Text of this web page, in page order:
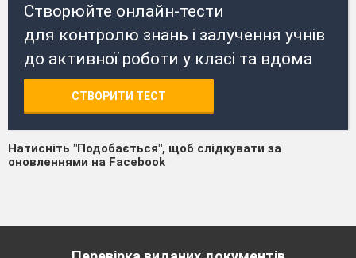
Створюйте онлайн-тести
для контролю знань і залучення учнів
до активної роботи у класі та вдома
СТВОРИТИ ТЕСТ
Натисніть "Подобається", щоб слідкувати за
оновленнями на Facebook